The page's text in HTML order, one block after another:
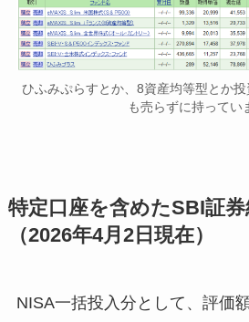
ひふみぷらすとか、8資産均等型とか
も売らずに持ってい
特定口座を含めたSBI証券
（2026年4月2日現在）
NISA一括投入分として、評価